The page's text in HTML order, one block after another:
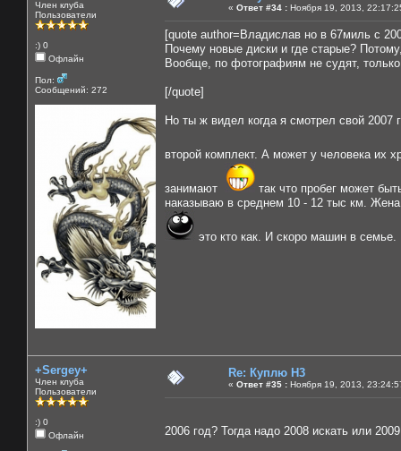
Член клуба
Пользователи
:) 0
Офлайн
Пол:
Сообщений: 272
« Ответ #34 : Ноября 19, 2013,
[quote author=Владислав но в 67миль с
Почему новые диски и где старые?
Вообще, по фотографиям не судят,
[/quote]
Но ты ж видел когда я смотрел свой 2007
второй комплект. А может у человека их
занимают
так что пробег может
наказываю в среднем 10 - 12 тыс км.
это кто как. И скоро машин в
+Sergey+
Член клуба
Пользователи
:) 0
Офлайн
Re: Куплю H3
« Ответ #35 : Ноября 19, 2013,
2006 год? Тогда надо 2008 искать или